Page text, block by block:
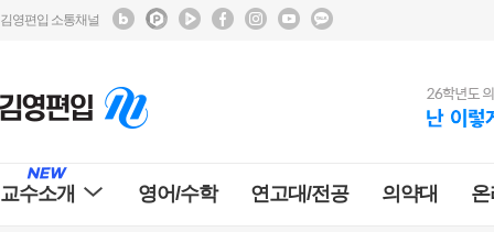
김영편입 소통채널
교수소개 영어/수학 연고대/전공 의약대